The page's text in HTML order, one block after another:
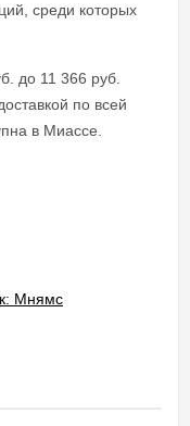
среди которых
до 11 366 руб.
по всей
в Миассе.
Мнямс